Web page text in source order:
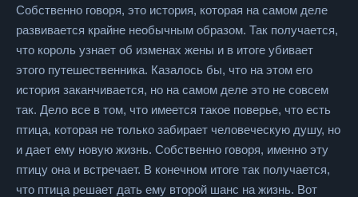
Собственно говоря, это история, которая на самом деле
развивается крайне необычным образом. Так получается,
что король узнает об изменах жены и в итоге убивает
этого путешественника. Казалось бы, что на этом его
история заканчивается, но на самом деле это не совсем
так. Дело все в том, что имеется такое поверье, что есть
птица, которая не только забирает человеческую душу, но
и дает ему новую жизнь. Собственно говоря, именно эту
птицу она и встречает. В конечном итоге так получается,
что птица решает дать ему второй шанс на жизнь. Вот